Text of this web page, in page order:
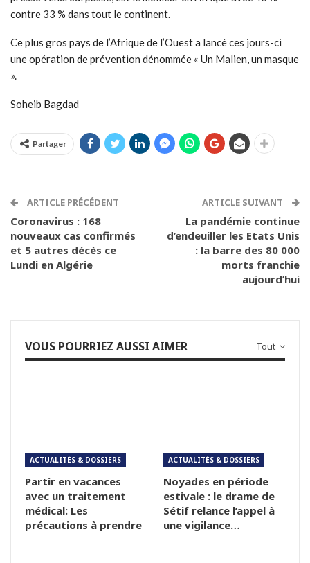
contre 33 % dans tout le continent.
Ce plus gros pays de l’Afrique de l’Ouest a lancé ces jours-ci
une opération de prévention dénommée « Un Malien, un masque
».
Soheib Bagdad
Partager
ARTICLE PRÉCÉDENT
Coronavirus : 168
nouveaux cas confirmés
et 5 autres décès ce
Lundi en Algérie
ARTICLE SUIVANT
La pandémie continue
d’endeuiller les Etats Unis
: la barre des 80 000
morts franchie
aujourd’hui
Tout
VOUS POURRIEZ AUSSI AIMER
ACTUALITÉS & DOSSIERS
Partir en vacances
avec un traitement
médical: Les
précautions à prendre
ACTUALITÉS & DOSSIERS
Noyades en période
estivale : le drame de
Sétif relance l’appel à
une vigilance…